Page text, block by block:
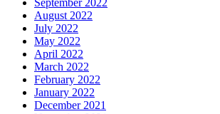
September 2022
August 2022
July 2022
May 2022
April 2022
March 2022
February 2022
January 2022
December 2021